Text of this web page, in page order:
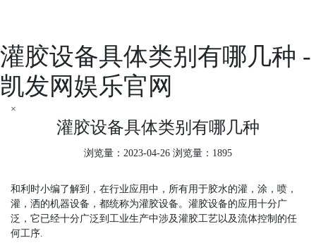
灌胶设备具体类别有哪几种 -
凯发网娱乐官网
×
灌胶设备具体类别有哪几种
浏览量：2023-04-26 浏览量：1895
和利时小编了解到，在行业应用中，所有用于胶水的灌，涂，喷，
灌，洒的机器设备，都统称为灌胶设备。灌胶设备的应用十分广
泛，它已经十分广泛到工业生产中涉及灌胶工艺以及流体控制的任
何工序.